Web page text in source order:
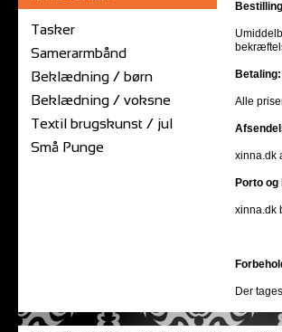
Tasker
Samerarmbånd
Beklædning / børn
Beklædning / voksne
Textil brugskunst / jul
Små Punge
Betaling:
Alle
xinna.dk
Porto
xinna.dk
Der